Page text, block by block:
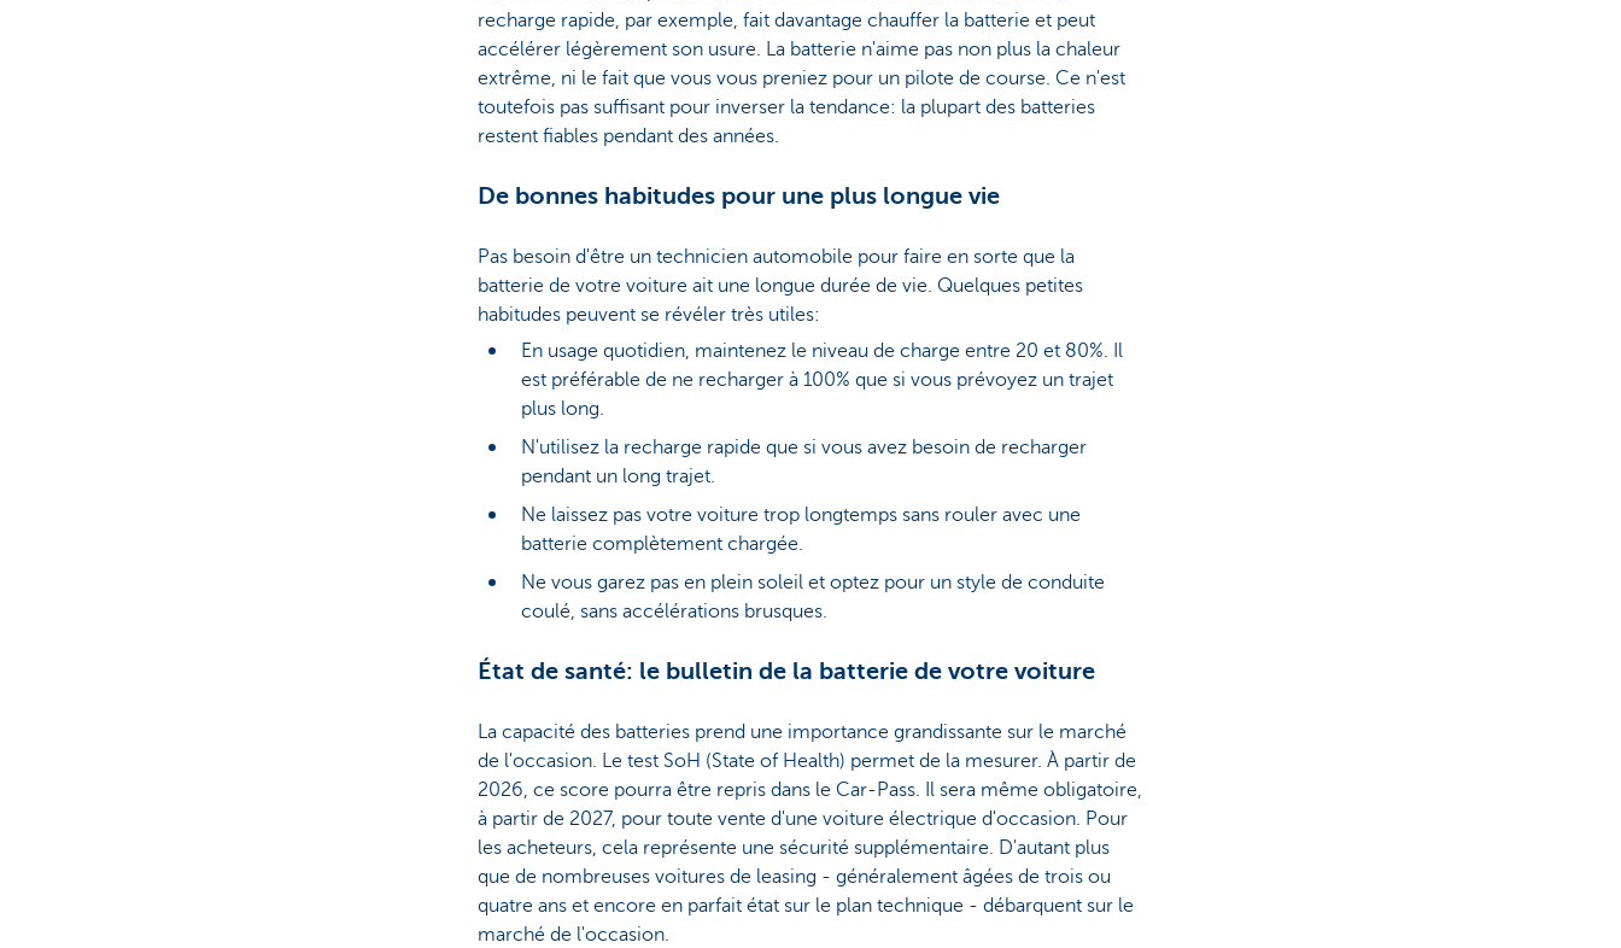
recharge rapide, par exemple, fait davantage chauffer la batterie et peut
accélérer légèrement son usure. La batterie n'aime pas non plus la chaleur
extrême, ni le fait que vous vous preniez pour un pilote de course. Ce n'est
toutefois pas suffisant pour inverser la tendance: la plupart des batteries
restent fiables pendant des années.
De bonnes habitudes pour une plus longue vie
Pas besoin d'être un technicien automobile pour faire en sorte que la
batterie de votre voiture ait une longue durée de vie. Quelques petites
habitudes peuvent se révéler très utiles:
En usage quotidien, maintenez le niveau de charge entre 20 et 80%. Il
est préférable de ne recharger à 100% que si vous prévoyez un trajet
plus long.
N'utilisez la recharge rapide que si vous avez besoin de recharger
pendant un long trajet.
Ne laissez pas votre voiture trop longtemps sans rouler avec une
batterie complètement chargée.
Ne vous garez pas en plein soleil et optez pour un style de conduite
coulé, sans accélérations brusques.
État de santé: le bulletin de la batterie de votre voiture
La capacité des batteries prend une importance grandissante sur le marché
de l'occasion. Le test SoH (State of Health) permet de la mesurer. À partir de
2026, ce score pourra être repris dans le Car-Pass. Il sera même obligatoire,
à partir de 2027, pour toute vente d'une voiture électrique d'occasion. Pour
les acheteurs, cela représente une sécurité supplémentaire. D'autant plus
que de nombreuses voitures de leasing - généralement âgées de trois ou
quatre ans et encore en parfait état sur le plan technique - débarquent sur le
marché de l'occasion.